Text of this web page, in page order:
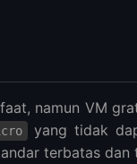
namun VM
yang tidak
terbatas dan